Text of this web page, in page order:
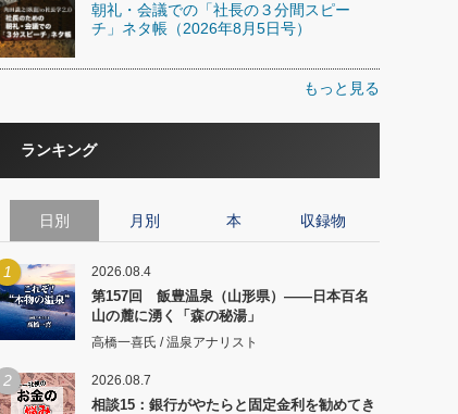
朝礼・会議での「社長の３分間スピー
チ」ネタ帳（2026年8月5日号）
もっと見る
ランキング
日別 月別 本 収録物
1 2026.08.4
第157回 飯豊温泉（山形県）――日本百名
山の麓に湧く「森の秘湯」
高橋一喜氏 / 温泉アナリスト
2 2026.08.7
相談15：銀行がやたらと固定金利を勧めてき